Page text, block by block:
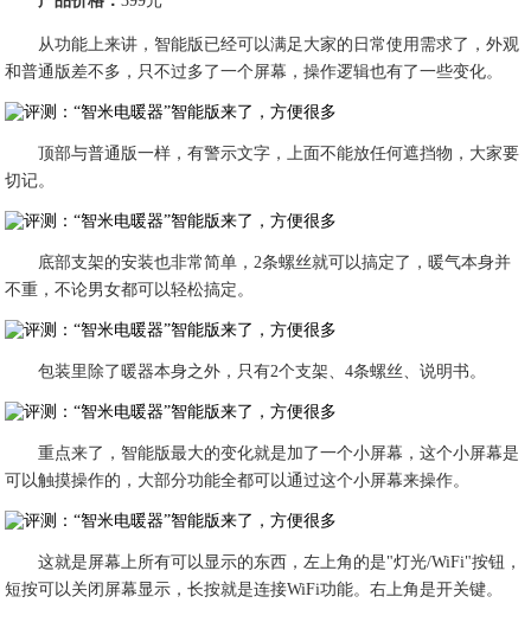
从功能上来讲，智能版已经可以满足大家的日常使用需求了，外观
和普通版差不多，只不过多了一个屏幕，操作逻辑也有了一些变化。
顶部与普通版一样，有警示文字，上面不能放任何遮挡物，大家要
切记。
底部支架的安装也非常简单，2条螺丝就可以搞定了，暖气本身并
不重，不论男女都可以轻松搞定。
包装里除了暖器本身之外，只有2个支架、4条螺丝、说明书。
重点来了，智能版最大的变化就是加了一个小屏幕，这个小屏幕是
可以触摸操作的，大部分功能全都可以通过这个小屏幕来操作。
这就是屏幕上所有可以显示的东西，左上角的是"灯光/WiFi"按钮，
短按可以关闭屏幕显示，长按就是连接WiFi功能。右上角是开关键。